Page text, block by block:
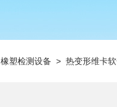
橡塑检测设备 > 热变形维卡